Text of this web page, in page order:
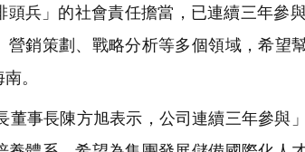
頭兵」的社會責任擔當，已連續三年參
營銷策劃、戰略分析等多個領域，希望
。
事長陳方旭表示，公司連續三年參與